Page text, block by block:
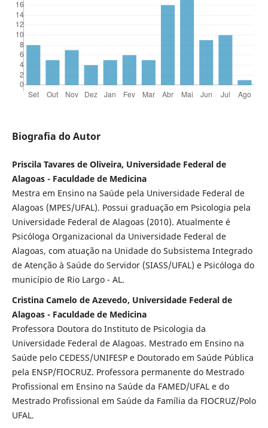
Biografia do Autor
Priscila Tavares de Oliveira, Universidade Federal de
Alagoas - Faculdade de Medicina
Mestra em Ensino na Saúde pela Universidade Federal de
Alagoas (MPES/UFAL). Possui graduação em Psicologia pela
Universidade Federal de Alagoas (2010). Atualmente é
Psicóloga Organizacional da Universidade Federal de
Alagoas, com atuação na Unidade do Subsistema Integrado
de Atenção à Saúde do Servidor (SIASS/UFAL) e Psicóloga do
município de Rio Largo - AL.
Cristina Camelo de Azevedo, Universidade Federal de
Alagoas - Faculdade de Medicina
Professora Doutora do Instituto de Psicologia da
Universidade Federal de Alagoas. Mestrado em Ensino na
Saúde pelo CEDESS/UNIFESP e Doutorado em Saúde Pública
pela ENSP/FIOCRUZ. Professora permanente do Mestrado
Profissional em Ensino na Saúde da FAMED/UFAL e do
Mestrado Profissional em Saúde da Família da FIOCRUZ/Polo
UFAL.